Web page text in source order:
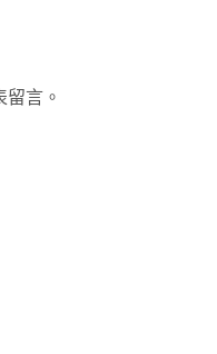
留言。